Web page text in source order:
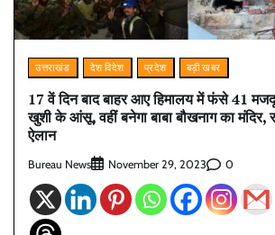
उत्तराखंड देश विदेश प्रदेश बड़ी खबर
17 वें दिन बाद बाहर आए हिमालय में फंसे 41
खुशी के आंसू, वहीं बनेगा बाबा बौखनाग का मंदिर,
ऐलान
Bureau News November 29, 2023 0